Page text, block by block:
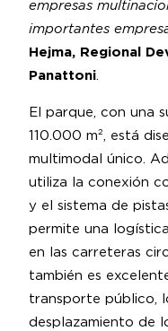
empresas
importantes
Hejma, Regional
Panattoni
El parque, con una
110.000 m², está
multimodal único.
utiliza la conexión
y el sistema de
permite una
en las carreteras
también es
transporte público,
desplazamiento de